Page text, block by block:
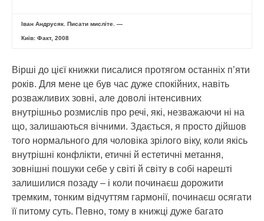
Іван Андрусяк. Писати мисліте. —
Київ: Факт, 2008
Вірші до цієї книжки писалися протягом останніх п’яти
років. Для мене це був час дуже спокійних, навіть
розважливих зовні, але доволі інтенсивних
внутрішньо розмислів про речі, які, незважаючи ні на
що, залишаються вічними. Здається, я просто дійшов
того нормального для чоловіка зрілого віку, коли якісь
внутрішні конфлікти, етичні й естетичні метання,
зовнішні пошуки себе у світі й світу в собі нарешті
залишилися позаду – і коли починаєш дорожити
тремким, тонким відчуттям гармонії, починаєш осягати
її питому суть. Певно, тому в книжці дуже багато